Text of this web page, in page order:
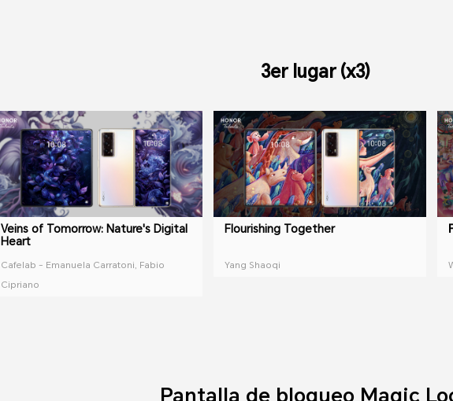
3er lugar (x3)
Veins of Tomorrow: Nature's Digital
Heart
Cafelab - Emanuela Carratoni, Fabio
Cipriano
Flourishing Together
Yang Shaoqi
Pantalla de bloqueo Magic